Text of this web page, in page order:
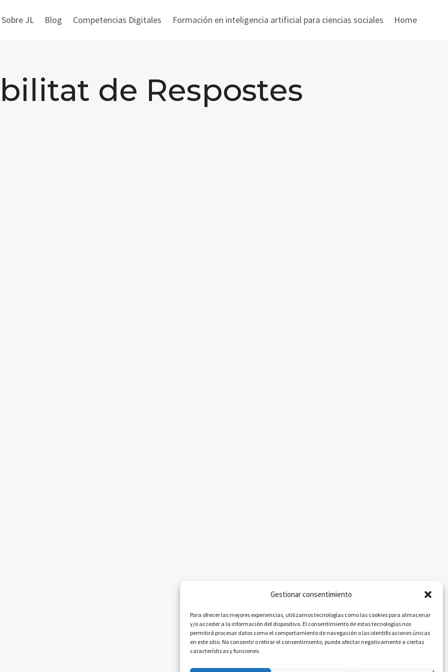
Gestionar consentimiento
Para ofrecer las mejores experiencias, utilizamos tecnologías como las cookies para almacenar
y/o acceder a la información del dispositivo. El consentimiento de estas tecnologías nos
permitirá procesar datos como el comportamiento de navegación o las identificaciones únicas
en este sitio. No consentir o retirar el consentimiento, puede afectar negativamente a ciertas
características y funciones.
JL Blog Competencias Digitales Formación en inteligencia artificial para ciencias sociales Home
de Respostes